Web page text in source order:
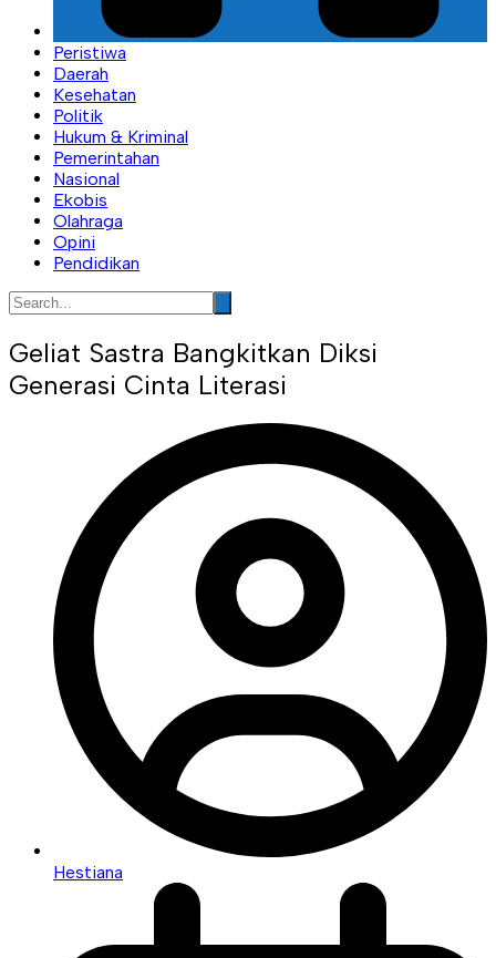
Peristiwa
Daerah
Kesehatan
Politik
Hukum & Kriminal
Pemerintahan
Nasional
Ekobis
Olahraga
Opini
Pendidikan
Geliat Sastra Bangkitkan Diksi
Generasi Cinta Literasi
Hestiana